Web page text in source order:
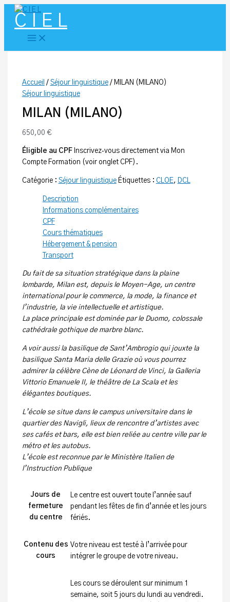
Aller
C I E L
Accueil / Séjour linguistique/ MILAN (MILANO)
Séjour linguistique
MILAN (MILANO)
650,00 €
Éligible au CPF Inscrivez‑vous directement via Mon
Compte Formation (voir onglet CPF).
Catégorie : Séjour linguistique Étiquettes : CLOE, DCL
Description
Informations complémentaires
CPF
Cours thématiques
Hébergement & pension
Transport
Du fait de sa situation stratégique dans la plaine
lombarde, Milan est, depuis le Moyen-Age, un centre
international pour le commerce, la mode, la finance et
l’industrie, la vie intellectuelle et artistique.
La place principale est dominée par le Duomo, colossale
cathédrale gothique de marbre blanc.
A voir aussi la basilique de Sant’Ambrogio qui jouxte la
basilique Santa Maria delle Grazie où vous pourrez
admirer la célèbre Cène de Léonard de Vinci, la Galleria
Vittorio Emanuele II, le théâtre de La Scala et les
élégantes boutiques.
L’école se situe dans le campus universitaire dans le
quartier des Navigli, lieux de rencontre d’artistes avec
ses cafés et bars, elle est bien reliée au centre ville par le
métro et les autobus.
L’école est reconnue par le Ministère Italien de
l’Instruction Publique
Jours de
fermeture
du centre
Le centre est ouvert toute l’année sauf
pendant les fêtes de fin d’année et les jours
fériés.
Contenu des
cours
Votre niveau est testé à l’arrivée pour
intégrer le groupe de votre niveau.
Les cours se déroulent sur minimum 1
semaine, soit 5 jours du lundi au vendredi.